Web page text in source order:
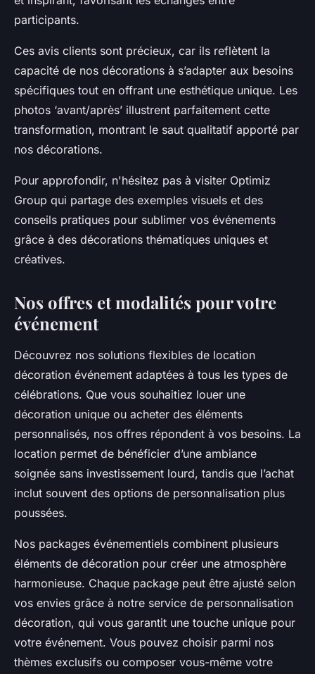
participants.
Ces avis clients sont précieux, car ils reflètent la
capacité de nos décorations à s’adapter aux besoins
spécifiques tout en offrant une esthétique unique. Les
photos ‘avant/après’ illustrent parfaitement cette
transformation, montrant le saut qualitatif apporté par
nos décorations.
Pour approfondir, n'hésitez pas à visiter Optimiz
Group qui partage des exemples visuels et des
conseils pratiques pour sublimer vos événements
grâce à des décorations thématiques uniques et
créatives.
Nos offres et modalités pour votre
événement
Découvrez nos solutions flexibles de location
décoration événement adaptées à tous les types de
célébrations. Que vous souhaitiez louer une
décoration unique ou acheter des éléments
personnalisés, nos offres répondent à vos besoins. La
location permet de bénéficier d’une ambiance
soignée sans investissement lourd, tandis que l’achat
inclut souvent des options de personnalisation plus
poussées.
Nos packages événementiels combinent plusieurs
éléments de décoration pour créer une atmosphère
harmonieuse. Chaque package peut être ajusté selon
vos envies grâce à notre service de personnalisation
décoration, qui vous garantit une touche unique pour
votre événement. Vous pouvez choisir parmi nos
thèmes exclusifs ou composer vous-même votre